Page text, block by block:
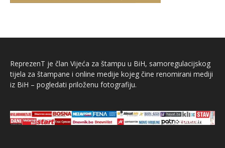
ReprezenT je član Vijeća za štampu u BiH, samoregulacijskog
tijela za štampane i online medije kojeg čine renomirani mediji
iz BiH – pogledati priloženu fotografiju.